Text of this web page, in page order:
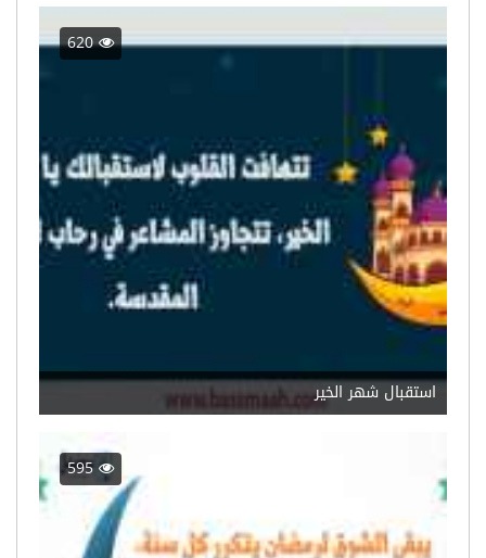
620
استقبال شهر الخير
595